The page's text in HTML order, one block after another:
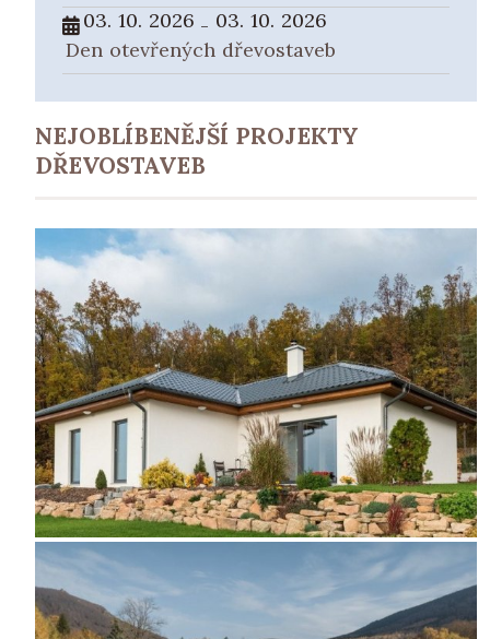
03. 10. 2026 - 03. 10. 2026
Den otevřených dřevostaveb
NEJOBLÍBENĚJŠÍ PROJEKTY
DŘEVOSTAVEB